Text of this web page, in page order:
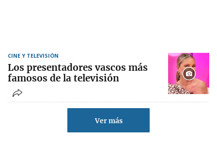
CINE Y TELEVISIÓN
Los presentadores vascos más
famosos de la televisión
Ver más